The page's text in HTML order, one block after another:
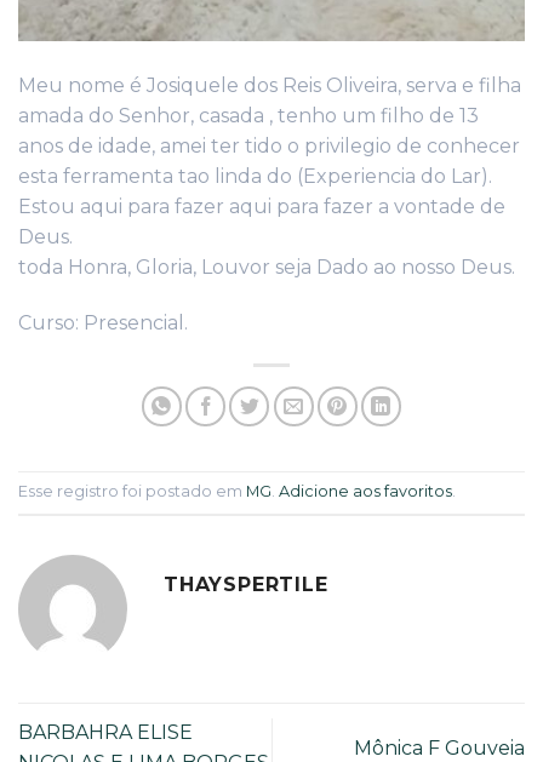
Meu nome é Josiquele dos Reis Oliveira, serva e filha
amada do Senhor, casada , tenho um filho de 13
anos de idade, amei ter tido o privilegio de conhecer
esta ferramenta tao linda do (Experiencia do Lar).
Estou aqui para fazer aqui para fazer a vontade de
Deus.
toda Honra, Gloria, Louvor seja Dado ao nosso Deus.
Curso: Presencial.
Esse registro foi postado em MG. Adicione aos favoritos.
THAYSPERTILE
BARBAHRA ELISE
Mônica F Gouveia